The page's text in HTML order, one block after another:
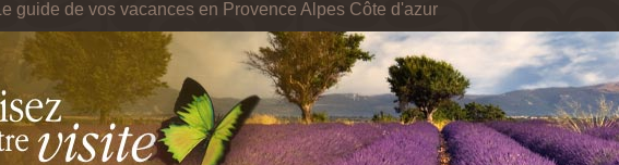
Le guide de vos vacances en Provence Alpes Côte d'azur